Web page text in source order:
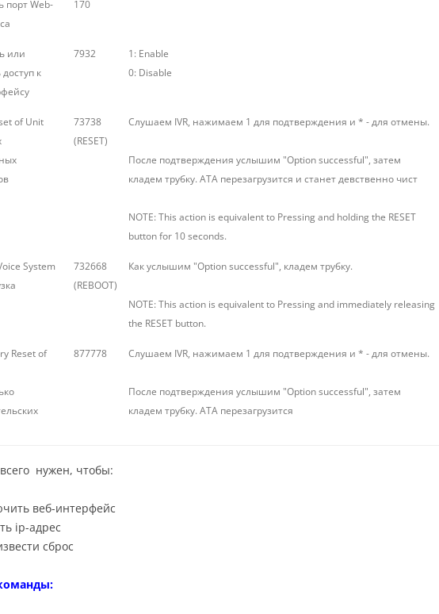
порт Web-
170
или
к
7932
1: Enable
0: Disable
of Unit
73738
(RESET)
Слушаем IVR, нажимаем 1 для подтверждения и * - для отмены.
После подтверждения услышим "Option successful", затем
кладем трубку. АТА перезагрузится и станет девственно чист
NOTE: This action is equivalent to Pressing and holding the RESET
button for 10 seconds.
System
732668
(REBOOT)
Как услышим "Option successful", кладем трубку.
NOTE: This action is equivalent to Pressing and immediately releasing
the RESET button.
Reset of
877778 Слушаем IVR, нажимаем 1 для подтверждения и * - для отмены.
После подтверждения услышим "Option successful", затем
кладем трубку. АТА перезагрузится
нужен, чтобы:
веб-интерфейс
ip-адрес
сброс